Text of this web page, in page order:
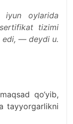
iyun oylarida
tizimi
edi, — deydi u.
qo‘yib,
tayyorgarlikni